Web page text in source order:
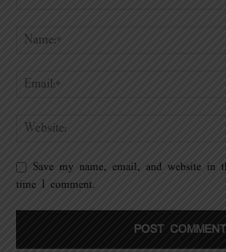
Save my name, email, and website in
time I comment.